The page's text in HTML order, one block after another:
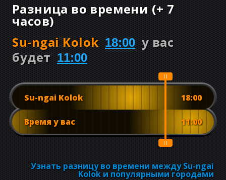
Разница во времени (+7
часов)
Su-ngai Kolok 18:00 у вас
будет 11:00
Su-ngai Kolok 18:00
Время у вас 11:00
Узнать разницу во времени между Su-ngai
Kolok и популярными городами